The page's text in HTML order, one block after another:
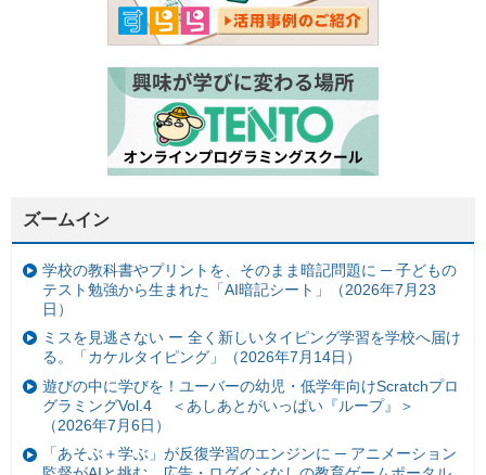
ズームイン
学校の教科書やプリントを、そのまま暗記問題に ─ 子どもの
テスト勉強から生まれた「AI暗記シート」（2026年7月23
日）
ミスを見逃さない ー 全く新しいタイピング学習を学校へ届け
る。「カケルタイピング」（2026年7月14日）
遊びの中に学びを！ユーバーの幼児・低学年向けScratchプロ
グラミングVol.4 ＜あしあとがいっぱい『ループ』＞
（2026年7月6日）
「あそぶ＋学ぶ」が反復学習のエンジンに ─ アニメーション